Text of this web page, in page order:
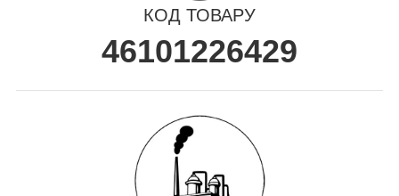
КОД ТОВАРУ
46101226429